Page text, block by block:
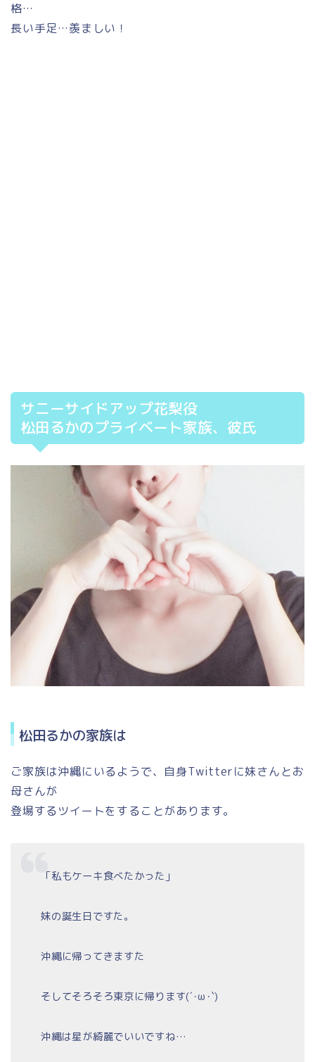
格…
長い手足…羨ましい！
サニーサイドアップ花梨役
松田るかのプライベート家族、彼氏
松田るかの家族は
ご家族は沖縄にいるようで、自身Twitterに妹さんとお
母さんが
登場するツイートをすることがあります。
「私もケーキ食べたかった」
妹の誕生日ですた。
沖縄に帰ってきますた
そしてそろそろ東京に帰ります(´･ω･`)
沖縄は星が綺麗でいいですね…